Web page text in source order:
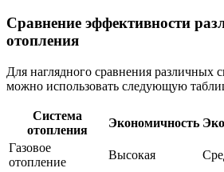
Сравнение эффективности
отопления
Для наглядного сравнения различных
можно использовать следующую
Система
отопления
Экономичность
Газовое
отопление
Высокая